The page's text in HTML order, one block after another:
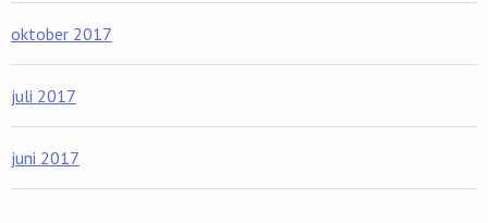
oktober 2017
juli 2017
juni 2017